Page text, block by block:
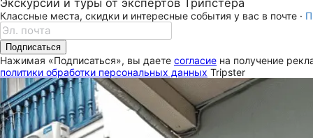
Экскурсии и туры от экспертов Трипстера
Классные места, скидки и интересные события у вас в почте ·
Подписаться
Нажимая «Подписаться», вы даете согласие на получение
политики обработки персональных данных Tripster